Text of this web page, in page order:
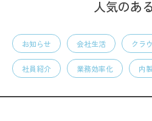
人気のあ
お知らせ 会社生活 クラ
社員紹介 業務効率化 内